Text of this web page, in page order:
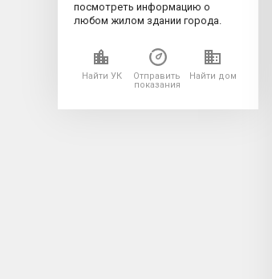
посмотреть информацию о
любом жилом здании города.
Найти УК
Отправить
показания
Найти дом